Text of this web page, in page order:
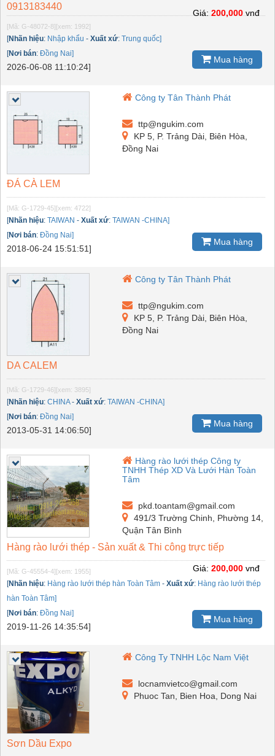
0913183440
[Mã: G-48072-8] [xem: 1992]
[Nhãn hiệu: Nhập khẩu - Xuất xứ: Trung quốc]
[Nơi bán: Đồng Nai]
2026-06-08 11:10:24]
Giá:200,000vnđ
Mua hàng
Công ty Tân Thành Phát
ttp@ngukim.com
KP 5, P. Trảng Dài, Biên Hòa,
Đồng Nai
ĐÁ CÀ LEM
[Mã: G-1729-45] [xem: 4722]
[Nhãn hiệu: TAIWAN - Xuất xứ: TAIWAN -CHINA]
[Nơi bán: Đồng Nai]
2018-06-24 15:51:51]
Mua hàng
Công ty Tân Thành Phát
ttp@ngukim.com
KP 5, P. Trảng Dài, Biên Hòa,
Đồng Nai
DA CALEM
[Mã: G-1729-46] [xem: 3895]
[Nhãn hiệu: CHINA- Xuất xứ: TAIWAN -CHINA]
[Nơi bán: Đồng Nai]
2013-05-31 14:06:50]
Mua hàng
Hàng rào lưới thép Công ty
TNHH Thép XD Và Lưới Hàn Toàn
Tâm
pkd.toantam@gmail.com
491/3 Trường Chinh, Phường 14,
Quận Tân Bình
Hàng rào lưới thép - Sản xuất & Thi công trực tiếp
[Mã: G-45554-4] [xem: 1955]
[Nhãn hiệu: Hàng rào lưới thép hàn Toàn Tâm - Xuất xứ: Hàng rào lưới thép
hàn Toàn Tâm]
[Nơi bán: Đồng Nai]
2019-11-26 14:35:54]
Giá: 200,000 vnđ
Mua hàng
Công Ty TNHH Lộc Nam Việt
locnamvietco@gmail.com
Phuoc Tan, Bien Hoa, Dong Nai
Sơn Dầu Expo